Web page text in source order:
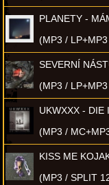
PLANETY -
(MP3 /
SEVERNÍ
(MP3 /
UKWXXX - DIE
(MP3 /
KISS ME
(MP3 / SPLIT